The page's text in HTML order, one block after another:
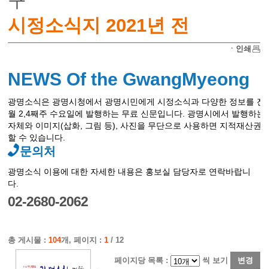
시정소식지 2021년 전
ㆍ인쇄
NEWS Of the GwangMyeong
광명소식은 광명시청에서 광명시민에게 시정소식과 다양한 정보를
월 2,4째주 수요일에 발행하는 무료 신문입니다. 광명시에서 발행하
자체와 이미지(삽화, 그림 등), 사진을 무단으로 사용하면 지적재산권
할 수 있습니다.
문의처
광명소식 이용에 대한 자세한 내용은 홍보실 담당자로 연락바랍니
다.
02-2680-2062
총 게시물 :104개, 페이지 :1 / 12
페이지당 목록 : 씩 보기 변경